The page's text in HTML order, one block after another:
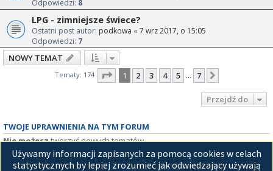
Odpowiedzi: 8
LPG - zimniejsze świece?
Ostatni post autor: podkowa « 7 wrz 2017, o 15:05
Odpowiedzi: 7
NOWY TEMAT
Tematy: 174 Strona z7
1 2 3 4 5 … 7
Przejdź do
TWOJE UPRAWNIENIA NA TYM FORUM
Nie możesztworzyć nowych tematów
Nie możeszodpowiadać w tematach
Nie możeszzmieniać swoich postów
Używamy informacji zapisanych za pomocą cookies w celach
statystycznych by lepiej zrozumieć jak odwiedzający używają